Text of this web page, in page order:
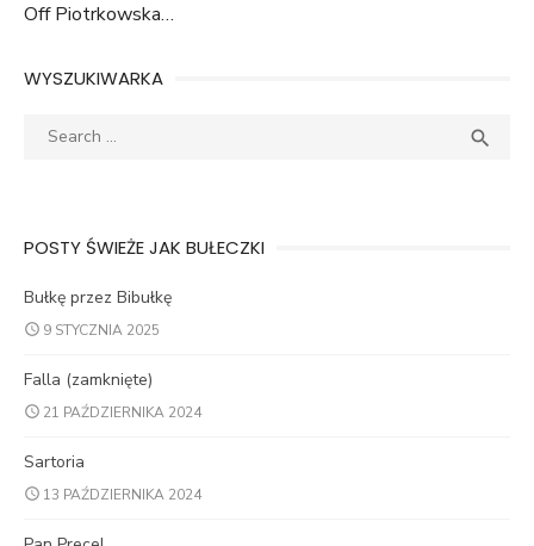
Off Piotrkowska…
WYSZUKIWARKA
Search

POSTY ŚWIEŻE JAK BUŁECZKI
Bułkę przez Bibułkę
9 STYCZNIA 2025
Falla (zamknięte)
21 PAŹDZIERNIKA 2024
Sartoria
13 PAŹDZIERNIKA 2024